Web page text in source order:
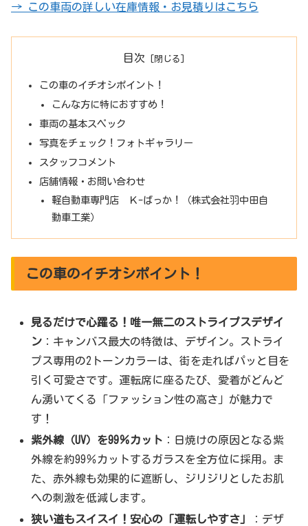
→ この車両の詳しい在庫情報・お見積りはこちら
目次
この車のイチオシポイント！
こんな方に特におすすめ！
車両の基本スペック
写真をチェック！フォトギャラリー
スタッフコメント
店舗情報・お問い合わせ
軽自動車専門店 Ｋ-ばっか！（株式会社羽中田自
動車工業）
この車のイチオシポイント！
見るだけで心躍る！唯一無二のストライプスデザイ
ン ：キャンバス最大の特徴は、デザイン。ストライ
プス専用の2トーンカラーは、街を走ればパッと目を
引く可愛さです。運転席に座るたび、愛着がどんど
ん湧いてくる「ファッション性の高さ」が魅力で
す！
紫外線（UV）を99％カット ：日焼けの原因となる紫
外線を約99％カットするガラスを全方位に採用。ま
た、赤外線も効果的に遮断し、ジリジリとしたお肌
への刺激を低減します。
狭い道もスイスイ！安心の「運転しやすさ」
：デザ